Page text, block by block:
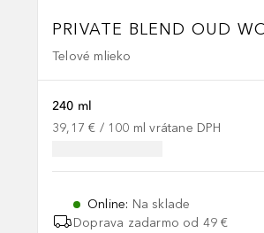
PRIVATE BLEND OUD
Telové mlieko
240 ml
39,17 € / 100 ml vrátane DPH
Online: Na sklade
Doprava zadarmo od 49 €